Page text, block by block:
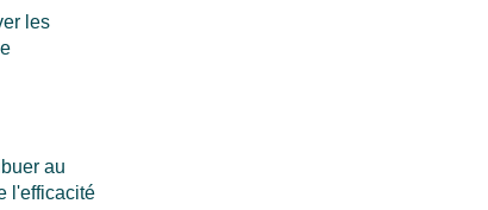
les
au
l'efficacité